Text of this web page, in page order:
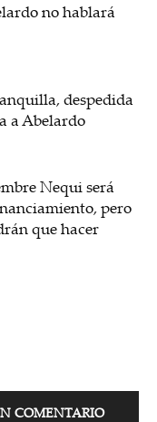
no hablará
despedida
a Abelardo
Nequi será
pero
que hacer
COMENTARIO